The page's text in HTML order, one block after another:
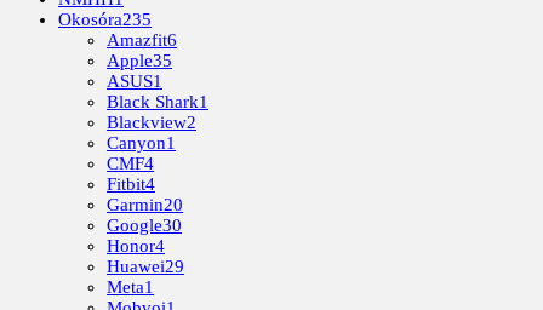
Okosóra235
Amazfit6
Apple35
ASUS1
Black Shark1
Blackview2
Canyon1
CMF4
Fitbit4
Garmin20
Google30
Honor4
Huawei29
Meta1